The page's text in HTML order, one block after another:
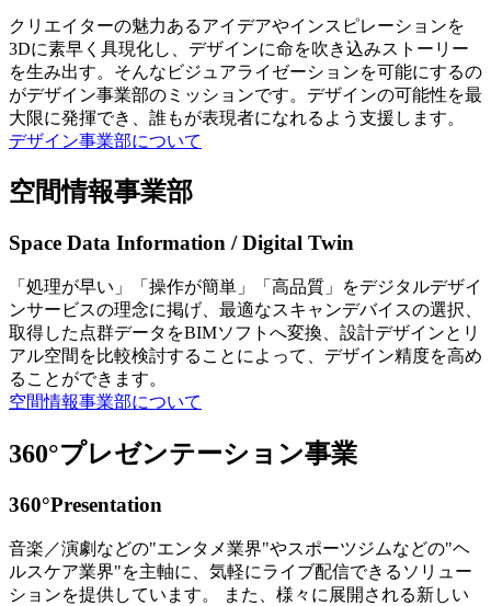
クリエイターの魅力あるアイデアやインスピレーションを
3Dに素早く具現化し、デザインに命を吹き込みストーリー
を生み出す。そんなビジュアライゼーションを可能にするの
がデザイン事業部のミッションです。デザインの可能性を最
大限に発揮でき、誰もが表現者になれるよう支援します。
デザイン事業部について
空間情報事業部
Space Data Information / Digital Twin
「処理が早い」「操作が簡単」「高品質」をデジタルデザイ
ンサービスの理念に掲げ、最適なスキャンデバイスの選択、
取得した点群データをBIMソフトへ変換、設計デザインとリ
アル空間を比較検討することによって、デザイン精度を高め
ることができます。
空間情報事業部について
360°プレゼンテーション事業
360°Presentation
音楽／演劇などの"エンタメ業界"やスポーツジムなどの"ヘ
ルスケア業界"を主軸に、気軽にライブ配信できるソリュー
ションを提供しています。 また、様々に展開される新しい